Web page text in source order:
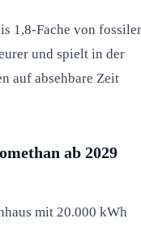
1,8-Fache von
und spielt in der
auf absehbare Zeit
ab 2029
mit 20.000 kWh